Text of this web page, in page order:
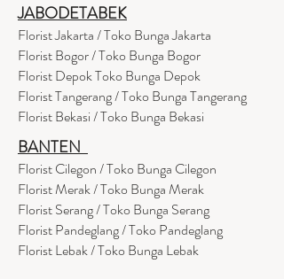
JABODETABEK
Florist Jakarta / Toko Bunga Jakarta
Florist Bogor / Toko Bunga Bogor
Florist Depok Toko Bunga Depok
Florist Tangerang / Toko Bunga Tangerang
Florist Bekasi / Toko Bunga Bekasi
BANTEN
Florist Cilegon / Toko Bunga Cilegon
Florist Merak / Toko Bunga Merak
Florist Serang / Toko Bunga Serang
Florist Pandeglang / Toko Pandeglang
Florist Lebak / Toko Bunga Lebak